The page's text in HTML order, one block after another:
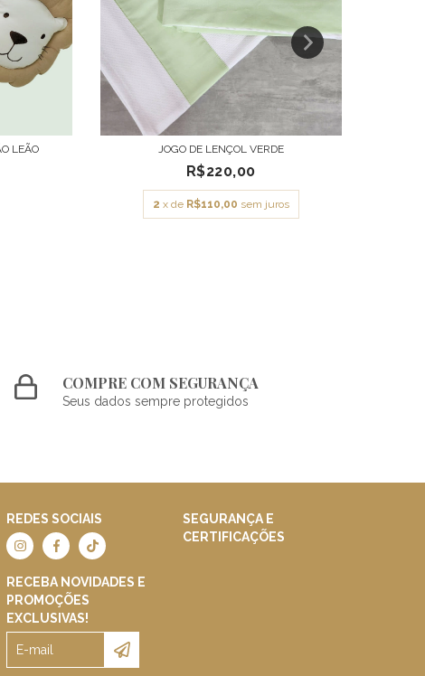
LEÃO JOGO DE LENÇOL VERDE
R$220,00
2 x de R$110,00 sem juros
COMPRE COM SEGURANÇA
Seus dados sempre protegidos
REDES SOCIAIS
RECEBA NOVIDADES E
PROMOÇÕES
EXCLUSIVAS!
SEGURANÇA E
CERTIFICAÇÕES